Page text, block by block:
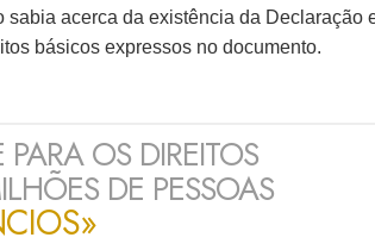
sabia acerca da existência da Declaração
básicos expressos no documento.
OS DIREITOS
DE PESSOAS
»